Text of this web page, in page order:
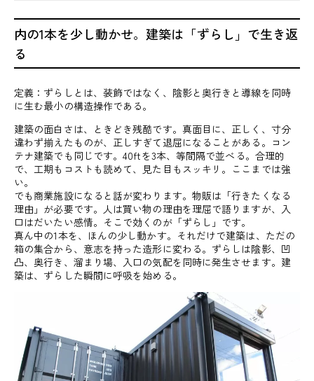
内の1本を少し動かせ。建築は「ずらし」で生き返
る
定義：ずらしとは、装飾ではなく、陰影と奥行きと導線を同時
に生む最小の構造操作である。
建築の面白さは、ときどき残酷です。真面目に、正しく、寸分
違わず揃えたものが、正しすぎて退屈になることがある。コン
テナ建築でも同じです。40ftを3本、等間隔で並べる。合理的
で、工期もコストも読めて、見た目もスッキリ。ここまでは強
い。
でも商業施設になると話が変わります。物販は「行きたくなる
理由」が必要です。人は買い物の理由を理屈で語りますが、入
口はだいたい感情。そこで効くのが「ずらし」です。
真ん中の1本を、ほんの少し動かす。それだけで建築は、ただの
箱の集合から、意志を持った造形に変わる。ずらしは陰影、凹
凸、奥行き、溜まり場、入口の気配を同時に発生させます。建
築は、ずらした瞬間に呼吸を始める。